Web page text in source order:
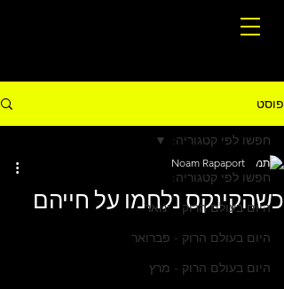
פוסט
חפשו לפי קטגוריה:
היום בעולם הרוק - ינואר
היום בעולם הרוק - פברואר
היום בעולם הרוק - מרץ
חפשו לפי קטגוריה:
כשהקינקס נלחמו על חייהם
Noam Rapaport